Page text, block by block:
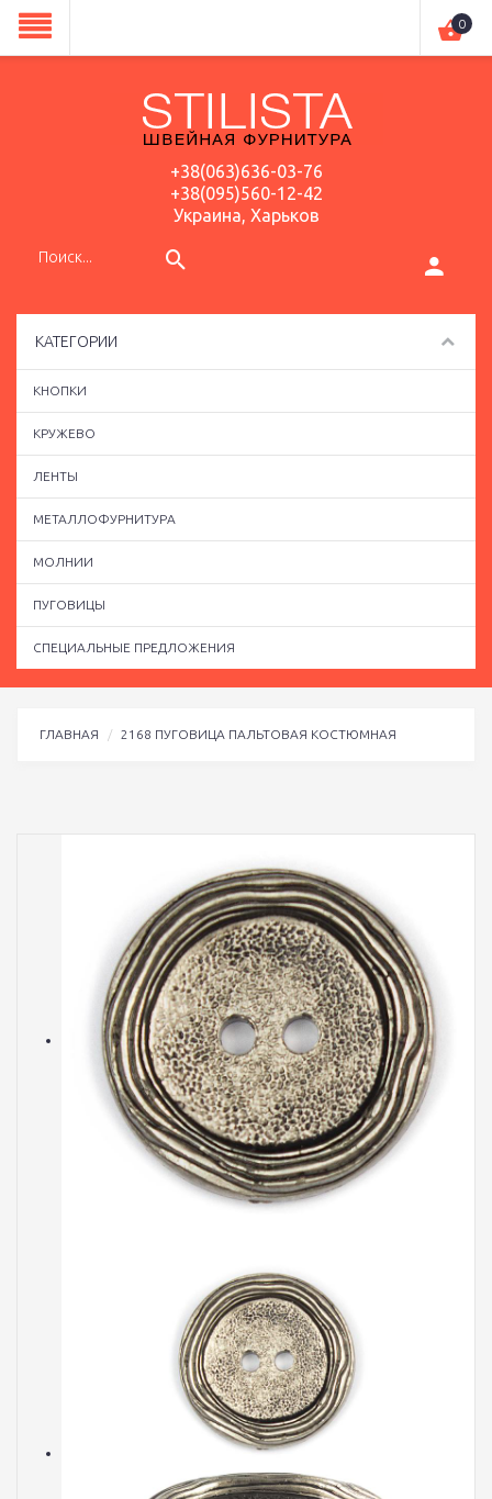
+38(063)636-03-76
+38(095)560-12-42
Украина, Харьков
0
КАТЕГОРИИ
КНОПКИ
КРУЖЕВО
ЛЕНТЫ
МЕТАЛЛОФУРНИТУРА
МОЛНИИ
ПУГОВИЦЫ
СПЕЦИАЛЬНЫЕ ПРЕДЛОЖЕНИЯ
ГЛАВНАЯ 2168 ПУГОВИЦА ПАЛЬТОВАЯ КОСТЮМНАЯ